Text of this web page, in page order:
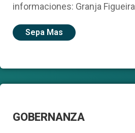
informaciones: Granja Figueira
Sepa Mas
GOBERNANZA